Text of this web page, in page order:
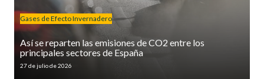
Gases de Efecto Invernadero
Así se reparten las emisiones de CO2 entre los
principales sectores de España
27 de julio de 2026